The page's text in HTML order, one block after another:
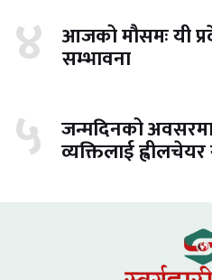
४ आजको मौसमः यी
सम्भावना
५ जन्मदिनको
व्यक्तिलाई